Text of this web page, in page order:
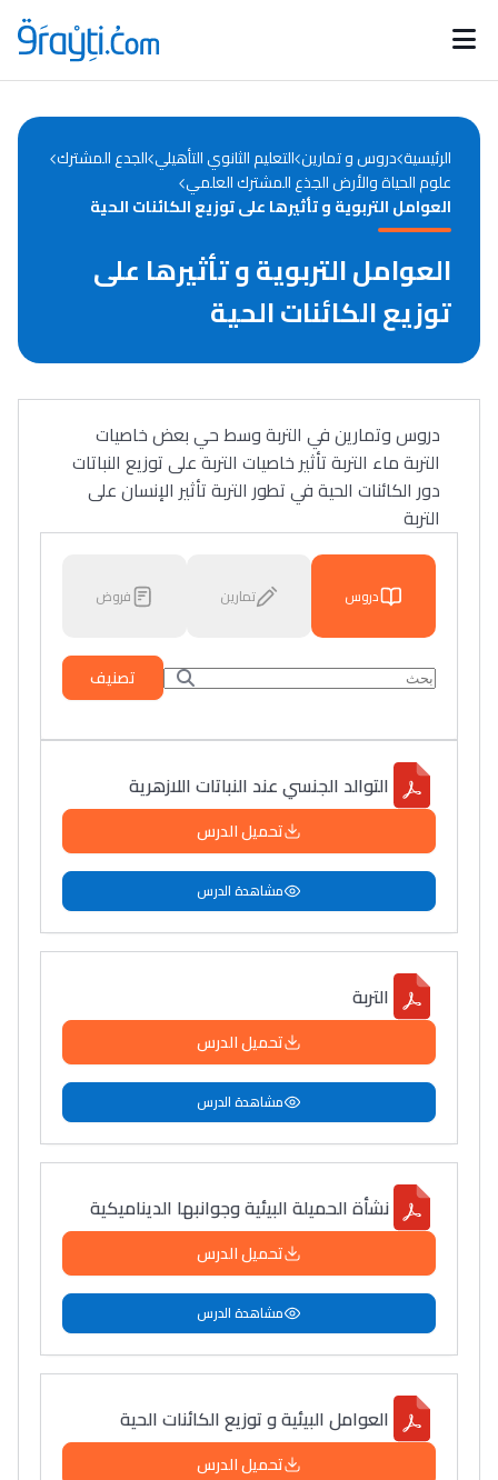
Catégories
d'actualités
Annonces bourses
الرئيسية دروس و تمارين التعليم الثانوي التأهيلي الجدع المشترك
علوم الحياة والأرض الجذع المشترك العلمي
العوامل التربوية و تأثيرها على توزيع الكائنات الحية
العوامل التربوية و تأثيرها على
توزيع الكائنات الحية
دروس وتمارين في التربة وسط حي بعض خاصيات
التربة ماء التربة تأثير خاصيات التربة على توزيع النباتات
دور الكائنات الحية في تطور التربة تأثير الإنسان على
التربة
دروس تمارين فروض
تصنيف
التوالد الجنسي عند النباتات اللازهرية
تحميل الدرس
مشاهدة الدرس
التربة
تحميل الدرس
مشاهدة الدرس
نشأة الحميلة البيئية وجوانبها الديناميكية
تحميل الدرس
مشاهدة الدرس
العوامل البيئية و توزيع الكائنات الحية
تحميل الدرس